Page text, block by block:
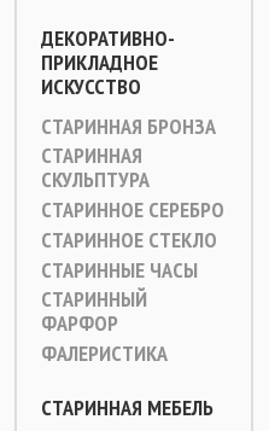
ДЕКОРАТИВНО-
ПРИКЛАДНОЕ
ИСКУССТВО
СТАРИННАЯ БРОНЗА
СТАРИННАЯ
СКУЛЬПТУРА
СТАРИННОЕ СЕРЕБРО
СТАРИННОЕ СТЕКЛО
СТАРИННЫЕ ЧАСЫ
СТАРИННЫЙ
ФАРФОР
ФАЛЕРИСТИКА
СТАРИННАЯ МЕБЕЛЬ